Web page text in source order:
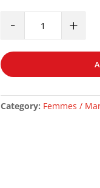
-
Mariage
quantity
+
Category: Femmes /